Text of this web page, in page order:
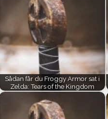
Sådan får du Froggy Armor sat i
Zelda: Tears of the Kingdom